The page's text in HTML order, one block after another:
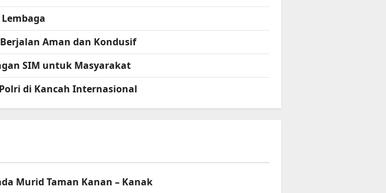
Aman dan Kondusif
SIM untuk Masyarakat
di Kancah Internasional
Murid Taman Kanan – Kanak